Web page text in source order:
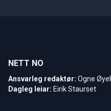
NETT NO
Ansvarleg redaktør: Ogne
Dagleg leiar: Eirik Staurset